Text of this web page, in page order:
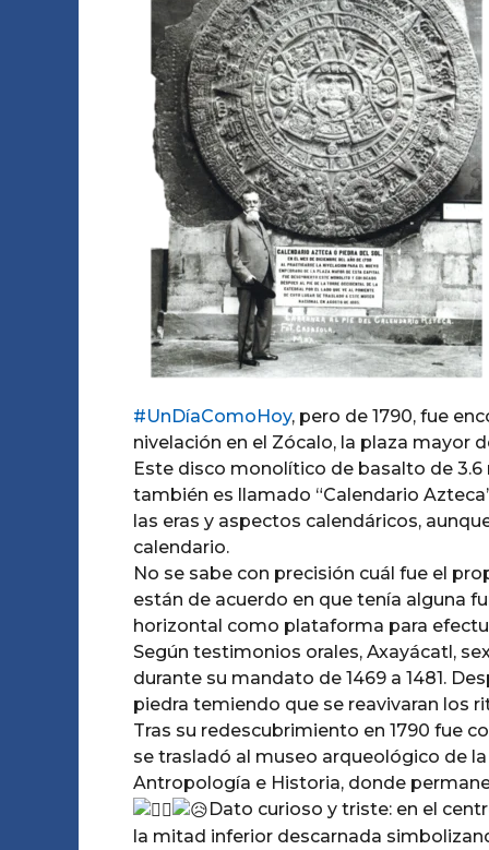
g
o
#UnDíaComoHoy, pero de 1790, fue
nivelación en el Zócalo, la plaza mayor
Este disco monolítico de basalto de
también es llamado “Calendario
las eras y aspectos calendáricos,
calendario.
No se sabe con precisión cuál fue el
están de acuerdo en que tenía alguna
horizontal como plataforma para
Según testimonios orales, Axayácatl,
durante su mandato de 1469 a 1481.
piedra temiendo que se reavivaran los
Tras su redescubrimiento en 1790 fue
se trasladó al museo arqueológico de
Antropología e Historia, donde
Dato curioso y triste: en el
la mitad inferior descarnada